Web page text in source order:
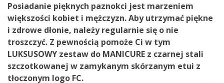
Posiadanie pięknych paznokci jest marzeniem
większości kobiet i mężczyzn.Aby utrzymać piękne
i zdrowe dłonie, należy regularnie się o nie
troszczyć. Z pewnością pomoże Ci w tym
LUKSUSOWY zestaw do MANICURE z czarnej stali
szczotkowanej w zamykanym skórzanym etui z
tłoczonym logo FC.